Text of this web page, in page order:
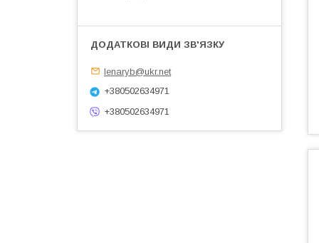
lenaryb@ukr.net
+380502634971
+380502634971